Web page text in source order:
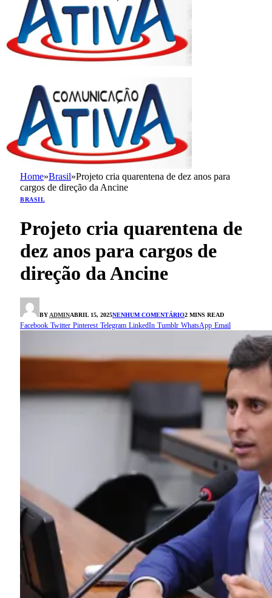
Home»Brasil»Projeto cria quarentena de dez anos para
cargos de direção da Ancine
BRASIL
Projeto cria quarentena de
dez anos para cargos de
direção da Ancine
BY ADMINABRIL 15, 2025NENHUM COMENTÁRIO2 MINS READ
Facebook Twitter Pinterest Telegram LinkedIn Tumblr WhatsApp Email